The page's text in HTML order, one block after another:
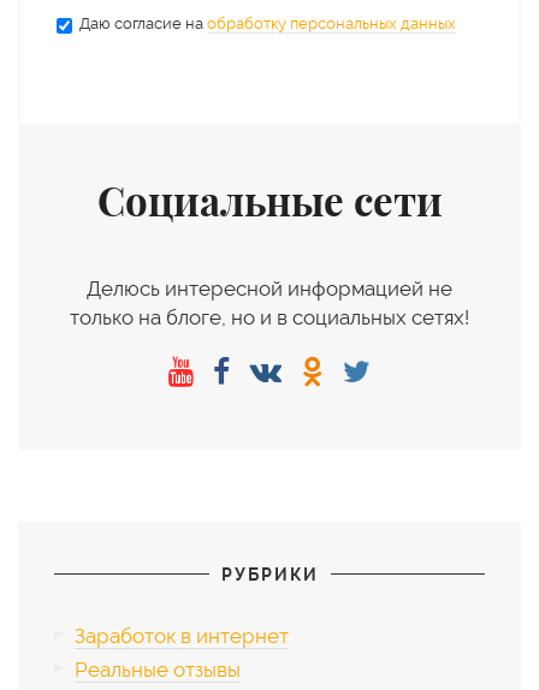
Даю согласие наобработку персональных данных
Социальные сети
Делюсь интересной информацией не
только на блоге, но и в социальных сетях!
РУБРИКИ
Заработок в интернет
Реальные отзывы